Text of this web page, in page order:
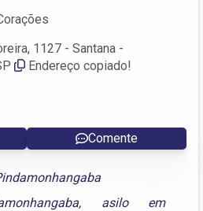
1127 - Santana -
Endereço copiado!
Comente
, asilo em